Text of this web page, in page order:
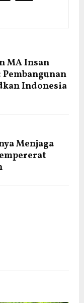
MA Insan
Indonesia
Menjaga